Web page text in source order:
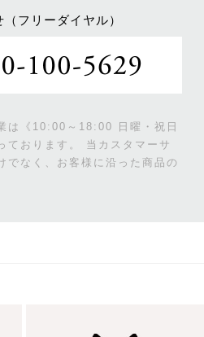
フリーダイヤル）
は《10:00～18:00 日曜・祝日
ております。
当カスタマーサ
でなく、お客様に沿った商品の